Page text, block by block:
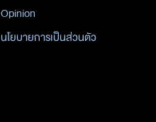
Opinion
นโยบายการเป็นส่วนตัว